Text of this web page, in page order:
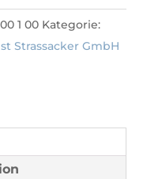
1 00 Kategorie:
Strassacker GmbH